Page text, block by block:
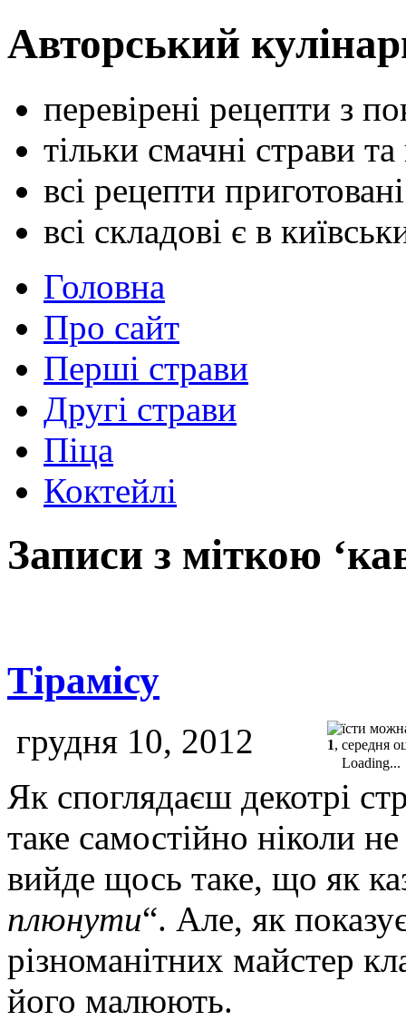
Авторський
перевірені рецепти з
тільки смачні страви та
всі рецепти
всі складові є в
Головна
Про сайт
Перші страви
Другі страви
Піца
Коктейлі
Записи з міткою
Тірамісу
грудня 10, 2012 1, середня
Loading...
Як споглядаєш декотрі
таке самостійно ніколи
вийде щось таке, що як
плюнути“. Але, як
різноманітних майстер
його малюють.